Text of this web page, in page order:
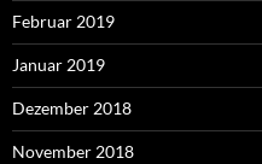
Februar 2019
Januar 2019
Dezember 2018
November 2018